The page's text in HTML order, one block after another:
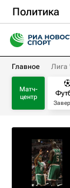
Политика
Главное Лига
Матч-
центр